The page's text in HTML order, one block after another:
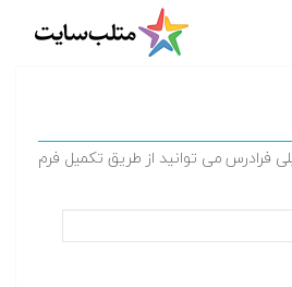
فرادرس می توانید از طریق تکمیل فرم